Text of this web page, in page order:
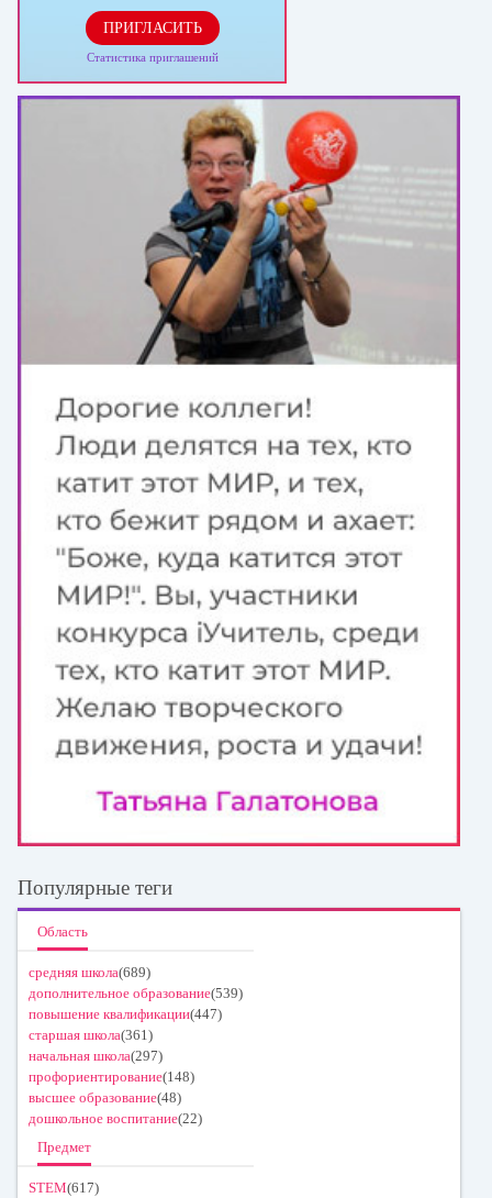
ПРИГЛАСИТЬ
Статистика приглашений
Популярные теги
Область
средняя школа(689)
дополнительное образование(539)
повышение квалификации(447)
старшая школа(361)
начальная школа(297)
профориентирование(148)
высшее образование(48)
дошкольное воспитание(22)
Предмет
STEM(617)